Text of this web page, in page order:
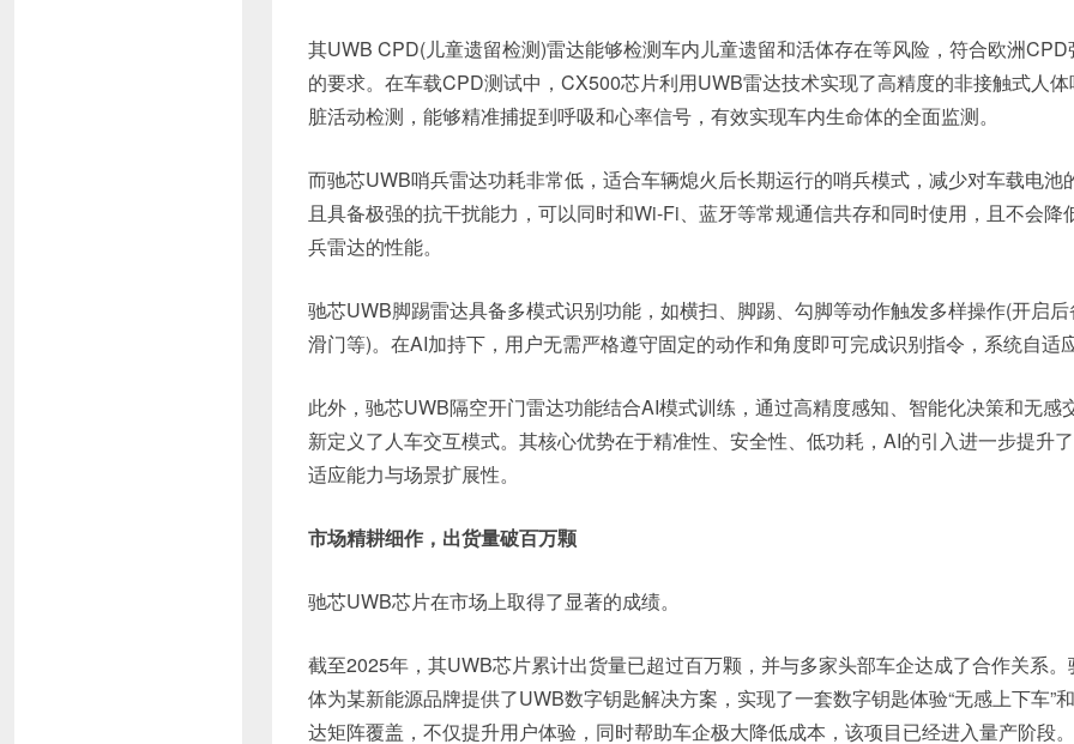
其UWB CPD(儿童遗留检测)雷达能够检测车内儿童遗留和活体存在等风险，符合欧洲
的要求。在车载CPD测试中，CX500芯片利用UWB雷达技术实现了高精度的非接触式人
脏活动检测，能够精准捕捉到呼吸和心率信号，有效实现车内生命体的全面监测。
而驰芯UWB哨兵雷达功耗非常低，适合车辆熄火后长期运行的哨兵模式，减少对车载电池
且具备极强的抗干扰能力，可以同时和Wi-Fi、蓝牙等常规通信共存和同时使用，且不会降
兵雷达的性能。
驰芯UWB脚踢雷达具备多模式识别功能，如横扫、脚踢、勾脚等动作触发多样操作(开启
滑门等)。在AI加持下，用户无需严格遵守固定的动作和角度即可完成识别指令，系统自适
此外，驰芯UWB隔空开门雷达功能结合AI模式训练，通过高精度感知、智能化决策和无感
新定义了人车交互模式。其核心优势在于精准性、安全性、低功耗，AI的引入进一步提升
适应能力与场景扩展性。
市场精耕细作，出货量破百万颗
驰芯UWB芯片在市场上取得了显著的成绩。
截至2025年，其UWB芯片累计出货量已超过百万颗，并与多家头部车企达成了合作关系
体为某新能源品牌提供了UWB数字钥匙解决方案，实现了一套数字钥匙体验“无感上下车”
达矩阵覆盖，不仅提升用户体验，同时帮助车企极大降低成本，该项目已经进入量产阶段。